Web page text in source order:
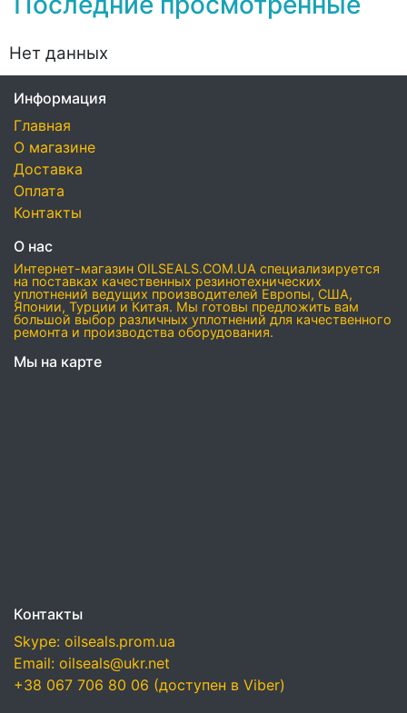
Нет данных
Информация
Главная
О магазине
Доставка
Оплата
Контакты
О нас
Интернет-магазин OILSEALS.COM.UA специализируется
на поставках качественных резинотехнических
уплотнений ведущих производителей Европы, США,
Японии, Турции и Китая. Мы готовы предложить вам
большой выбор различных уплотнений для качественного
ремонта и производства оборудования.
Мы на карте
Контакты
Skype: oilseals.prom.ua
Email: oilseals@ukr.net
+38 067 706 80 06 (доступен в Viber)